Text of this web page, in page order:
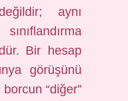
aynı
Bir hesap
görüşünü
“diğer”